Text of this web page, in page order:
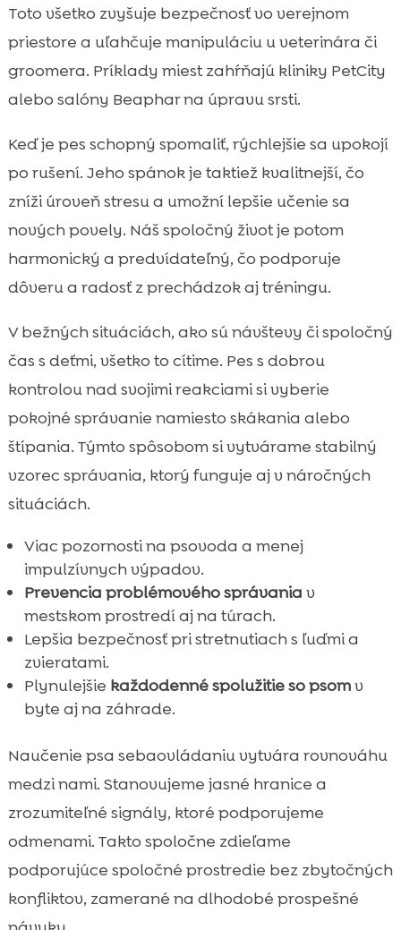
Toto všetko zvyšuje bezpečnosť vo verejnom
priestore a uľahčuje manipuláciu u veterinára či
groomera. Príklady miest zahŕňajú kliniky PetCity
alebo salóny Beaphar na úpravu srsti.
Keď je pes schopný spomaliť, rýchlejšie sa upokojí
po rušení. Jeho spánok je taktiež kvalitnejší, čo
zníži úroveň stresu a umožní lepšie učenie sa
nových povely. Náš spoločný život je potom
harmonický a predvídateľný, čo podporuje
dôveru a radosť z prechádzok aj tréningu.
V bežných situáciách, ako sú návštevy či spoločný
čas s deťmi, všetko to cítime. Pes s dobrou
kontrolou nad svojimi reakciami si vyberie
pokojné správanie namiesto skákania alebo
štípania. Týmto spôsobom si vytvárame stabilný
vzorec správania, ktorý funguje aj v náročných
situáciách.
Viac pozornosti na psovoda a menej
impulzívnych výpadov.
Prevencia problémového správania v
mestskom prostredí aj na túrach.
Lepšia bezpečnosť pri stretnutiach s ľuďmi a
zvieratami.
Plynulejšie každodenné spolužitie so psomv
byte aj na záhrade.
Naučenie psa sebaovládaniu vytvára rovnováhu
medzi nami. Stanovujeme jasné hranice a
zrozumiteľné signály, ktoré podporujeme
odmenami. Takto spoločne zdieľame
podporujúce spoločné prostredie bez zbytočných
konfliktov, zamerané na dlhodobé prospešné